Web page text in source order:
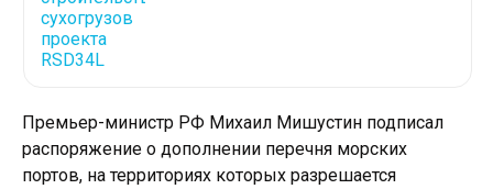
Премьер-министр РФ Михаил Мишустин подписал
распоряжение о дополнении перечня морских
портов, на территориях которых разрешается